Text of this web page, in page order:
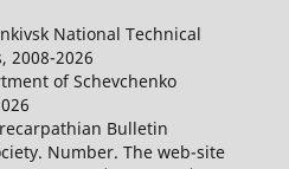
National Technical
2008-2026
of Schevchenko
Bulletin
Number. The web-site